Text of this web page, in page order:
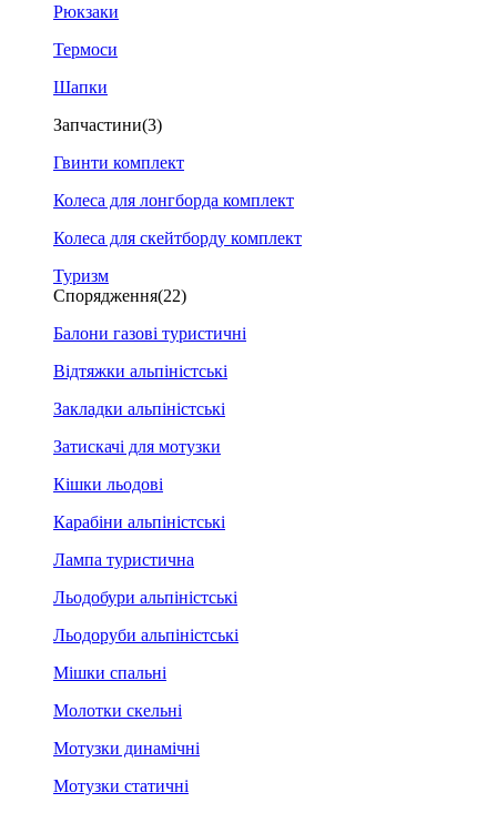
Рюкзаки
Термоси
Шапки
Запчастини(3)
Гвинти комплект
Колеса для лонгборда комплект
Колеса для скейтборду комплект
Туризм
Спорядження(22)
Балони газові туристичні
Відтяжки альпіністські
Закладки альпіністські
Затискачі для мотузки
Кішки льодові
Карабіни альпіністські
Лампа туристична
Льодобури альпіністські
Льодоруби альпіністські
Мішки спальні
Молотки скельні
Мотузки динамічні
Мотузки статичні